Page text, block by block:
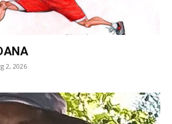
2, 2026